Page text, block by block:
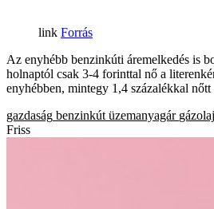
Forrás
Az enyhébb benzinkúti áremelkedés is
holnaptól csak 3-4 forinttal nő a
enyhébben, mintegy 1,4 százalékkal
gazdaság benzinkút üzemanyagár
Friss